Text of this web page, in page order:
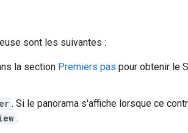
sont les suivantes :
la section Premiers pas pour obtenir le
. Si le panorama s'affiche lorsque ce
.